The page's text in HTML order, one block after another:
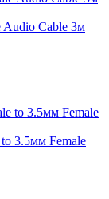
Audio Cable 3м
3.5мм Female